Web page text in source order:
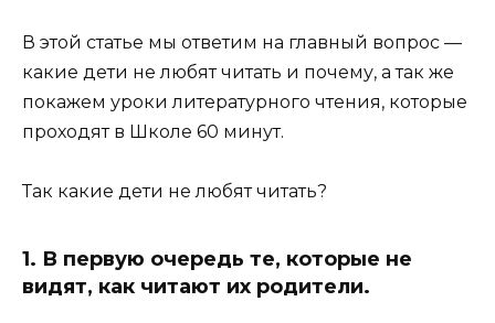
В этой статье мы ответим на главный вопрос —
какие дети не любят читать и почему, а так же
покажем уроки литературного чтения, которые
проходят в Школе 60 минут.
Так какие дети не любят читать?
1. В первую очередь те, которые не
видят, как читают их родители.